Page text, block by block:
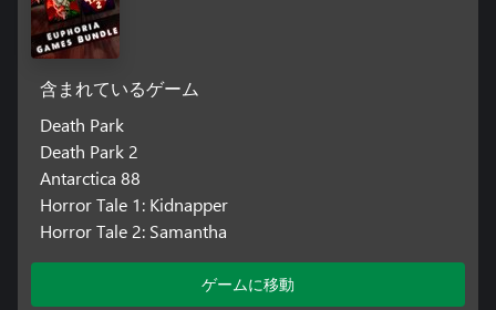
含まれているゲーム
Death Park
Death Park 2
Antarctica 88
Horror Tale 1: Kidnapper
Horror Tale 2: Samantha
ゲームに移動